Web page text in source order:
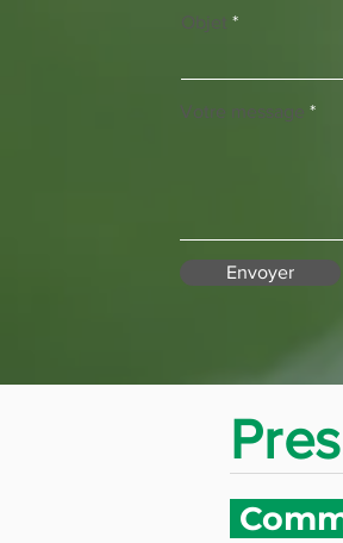
Objet
Votre message
Envoyer